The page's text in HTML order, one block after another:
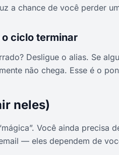
a chance de você perder
ciclo terminar
Desligue o alias. Se
não chega. Esse é o
neles)
Você ainda precisa
— eles dependem de